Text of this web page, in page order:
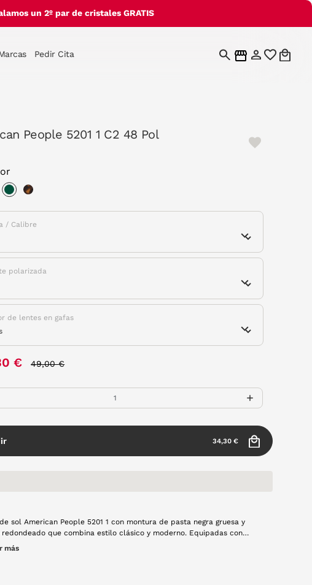
un 2º par de cristales GRATIS
Pedir Cita
People 5201 1 C2 48 Pol
/ Calibre
polarizada
de lentes en gafas
€ 49,00 €
34,30 €
sol American People 5201 1 con montura de pasta negra gruesa y
redondeado que combina estilo clásico y moderno. Equipadas con
que eliminan reflejos, ofrecen una visión nítida y cómoda en
más